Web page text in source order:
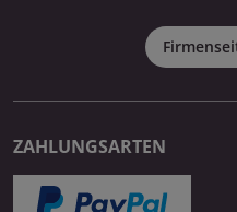
ZAHLUNGSARTEN